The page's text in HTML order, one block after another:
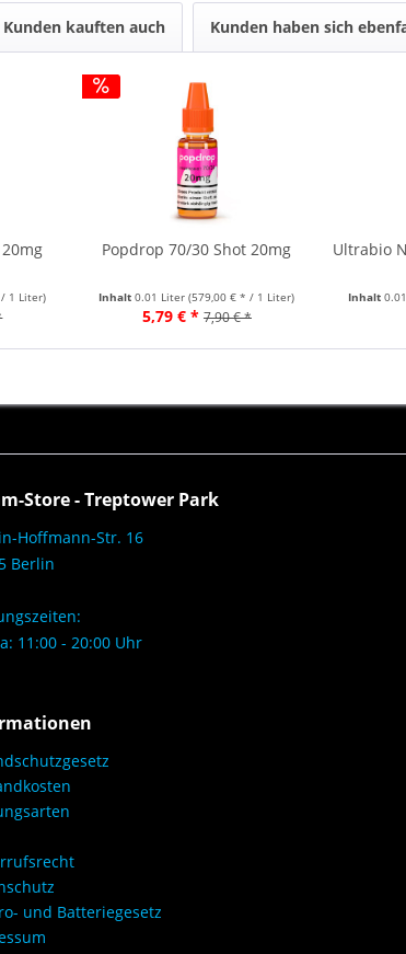
Kunden kauften auch Kunden haben sich
1 Liter)
Popdrop 70/30 Shot 20mg
Inhalt0.01 Liter(579,00 € * / 1 Liter)
5,79 € * 7,90 € *
Ultrabio
Inhalt
Store - Treptower Park
Hoffmann-Str. 16
Berlin
11:00 - 20:00 Uhr
und Batteriegesetz